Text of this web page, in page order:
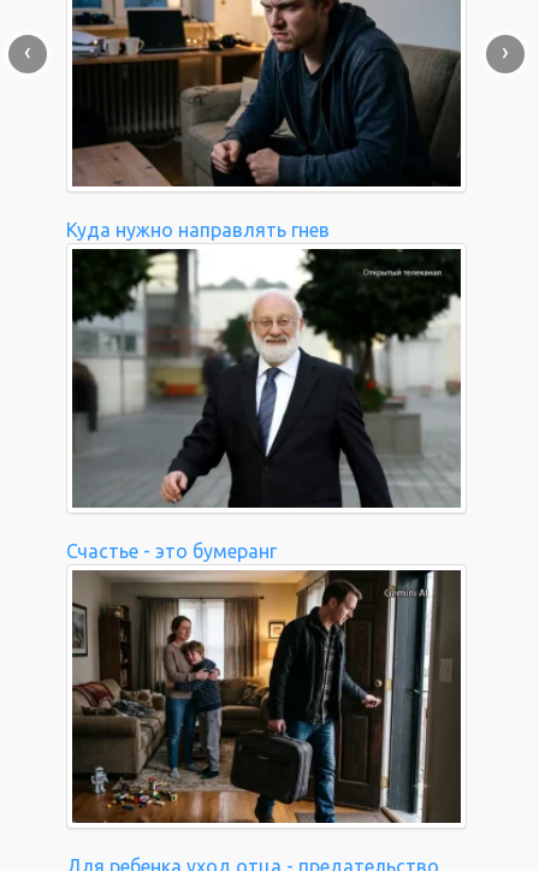
Куда нужно направлять гнев
Счастье - это бумеранг
Для ребенка уход отца - предательство
‹ ›